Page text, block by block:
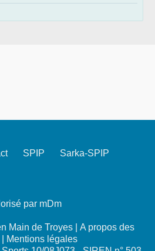
SPIP
Sarka-SPIP
par mDm
Main de Troyes | A propos des
Mentions légales